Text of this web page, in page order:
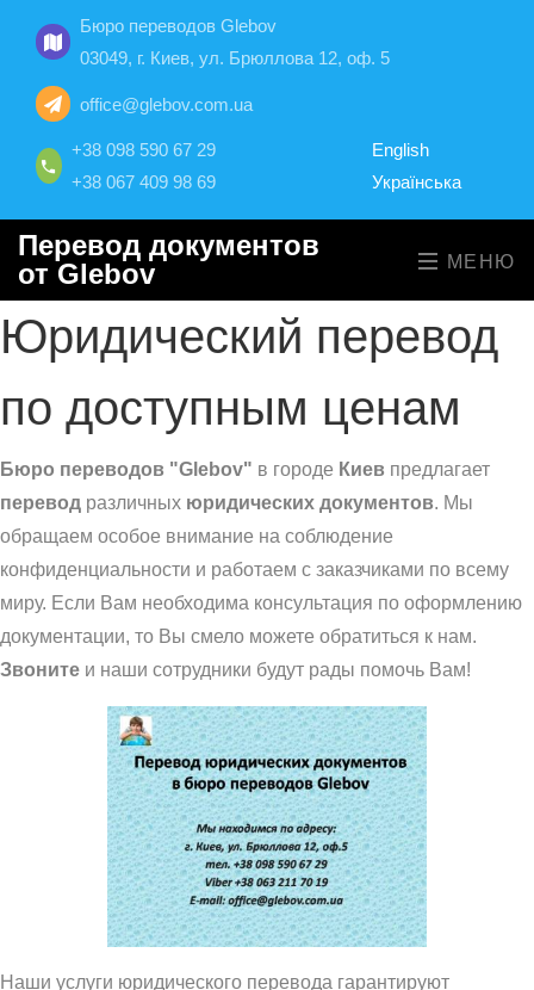
Бюро переводов Glebov
03049, г. Киев, ул. Брюллова 12, оф. 5
office@glebov.com.ua
+38 098 590 67 29
+38 067 409 98 69
English
Українська
Перевод документов
от Glebov
МЕНЮ
Юридический перевод
по доступным ценам
Бюро переводов "Glebov" в городе Киев предлагает
перевод различных юридических документов. Мы
обращаем особое внимание на соблюдение
конфиденциальности и работаем с заказчиками по всему
миру. Если Вам необходима консультация по оформлению
документации, то Вы смело можете обратиться к нам.
Звоните и наши сотрудники будут рады помочь Вам!
Наши услуги юридического перевода гарантируют